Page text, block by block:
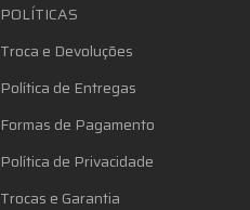
POLÍTICAS
Troca e Devoluções
Política de Entregas
Formas de Pagamento
Política de Privacidade
Trocas e Garantia